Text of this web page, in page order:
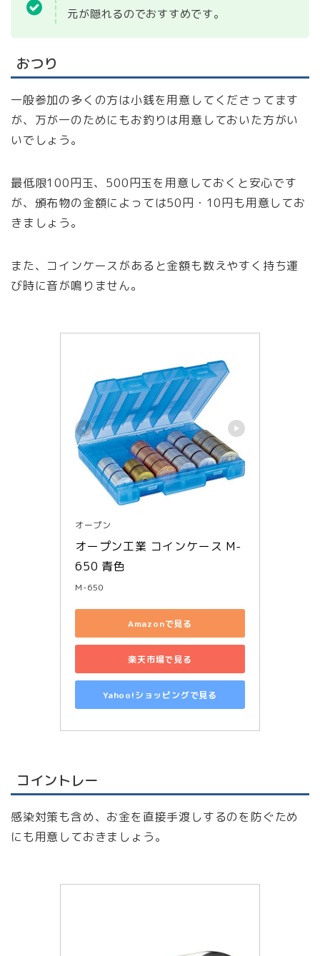
元が隠れるのでおすすめです。
おつり
一般参加の多くの方は小銭を用意してくださってます
が、万が一のためにもお釣りは用意しておいた方がい
いでしょう。
最低限100円玉、500円玉を用意しておくと安心です
が、頒布物の金額によっては50円・10円も用意してお
きましょう。
また、コインケースがあると金額も数えやすく持ち運
び時に音が鳴りません。
オープン
オープン工業 コインケース M-
650 青色
M-650
Amazonで見る
楽天市場で見る
Yahoo!ショッピングで見る
コイントレー
感染対策も含め、お金を直接手渡しするのを防ぐため
にも用意しておきましょう。